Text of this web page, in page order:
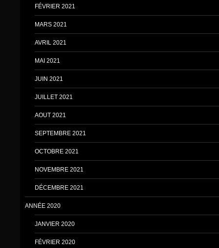
FÉVRIER 2021
MARS 2021
AVRIL 2021
MAI 2021
JUIN 2021
JUILLET 2021
AOUT 2021
SEPTEMBRE 2021
OCTOBRE 2021
NOVEMBRE 2021
DÉCEMBRE 2021
ANNÉE 2020
JANVIER 2020
FÉVRIER 2020